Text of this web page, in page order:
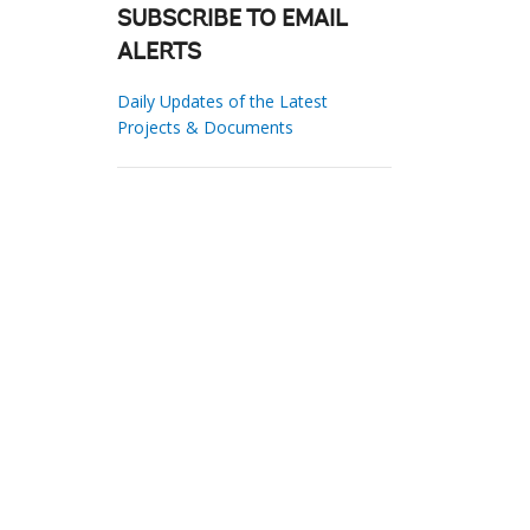
SUBSCRIBE TO EMAIL
ALERTS
Daily Updates of the Latest
Projects & Documents